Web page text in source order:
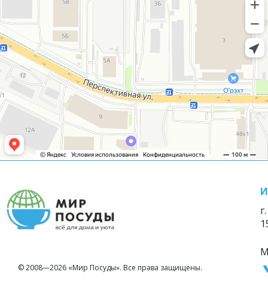
© 2008—2026 «Мир Посуды». Все права защищены.